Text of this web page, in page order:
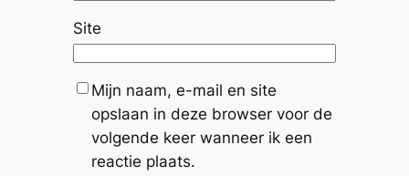
Site
Mijn naam, e-mail en site
opslaan in deze browser voor de
volgende keer wanneer ik een
reactie plaats.